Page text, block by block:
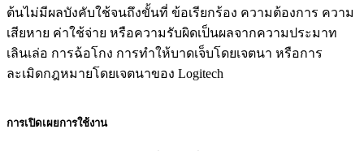
ต้นไม่มีผลบังคับใช้จนถึงขั้นที่ ข้อเรียกร้อง ความต้องการ ความ
เสียหาย ค่าใช้จ่าย หรือความรับผิดเป็นผลจากความประมาท
เลินเล่อ การฉ้อโกง การทำให้บาดเจ็บโดยเจตนา หรือการ
ละเมิดกฎหมายโดยเจตนาของ Logitech
การเปิดเผยการใช้งาน